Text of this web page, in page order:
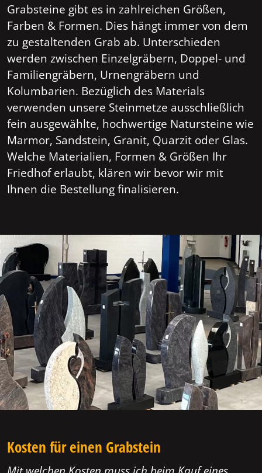
Grabsteine gibt es in zahlreichen Größen,
Farben & Formen. Dies hängt immer von dem
zu gestaltenden Grab ab. Unterschieden
werden zwischen Einzelgräbern, Doppel- und
Familiengräbern, Urnengräbern und
Kolumbarien. Bezüglich des Materials
verwenden unsere Steinmetze ausschließlich
fein ausgewählte, hochwertige Natursteine wie
Marmor, Sandstein, Granit, Quarzit oder Glas.
Welche Materialien, Formen & Größen Ihr
Friedhof erlaubt, klären wir bevor wir mit
Ihnen die Bestellung finalisieren.
Kosten für einen Grabstein